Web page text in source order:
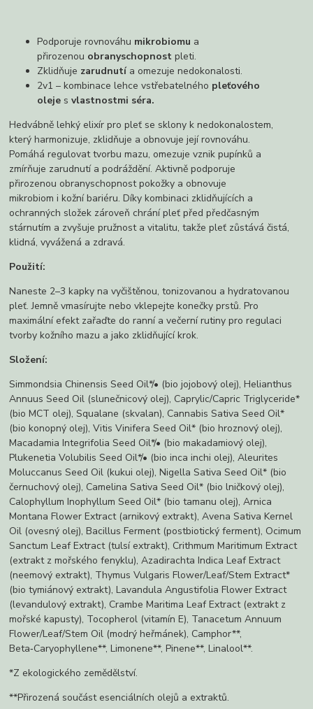
Podporuje rovnováhu mikrobiomu a
přirozenou obranyschopnost pleti.
Zklidňuje zarudnutía omezuje nedokonalosti.
2v1 – kombinace lehce vstřebatelného pleťového
oleje svlastnostmi séra.
Hedvábně lehký elixír pro pleť se sklony k nedokonalostem,
který harmonizuje, zklidňuje a obnovuje její rovnováhu.
Pomáhá regulovat tvorbu mazu, omezuje vznik pupínků a
zmírňuje zarudnutí a podráždění. Aktivně podporuje
přirozenou obranyschopnost pokožky a obnovuje
mikrobiom i kožní bariéru. Díky kombinaci zklidňujících a
ochranných složek zároveň chrání pleť před předčasným
stárnutím a zvyšuje pružnost a vitalitu, takže pleť zůstává čistá,
klidná, vyvážená a zdravá.
Použití:
Naneste 2–3 kapky na vyčištěnou, tonizovanou a hydratovanou
pleť. Jemně vmasírujte nebo vklepejte konečky prstů. Pro
maximální efekt zařaďte do ranní a večerní rutiny pro regulaci
tvorby kožního mazu a jako zklidňující krok.
Složení:
Simmondsia Chinensis Seed Oil*/• (bio jojobový olej), Helianthus
Annuus Seed Oil (slunečnicový olej), Caprylic/Capric Triglyceride*
(bio MCT olej), Squalane (skvalan), Cannabis Sativa Seed Oil*
(bio konopný olej), Vitis Vinifera Seed Oil* (bio hroznový olej),
Macadamia Integrifolia Seed Oil*/• (bio makadamiový olej),
Plukenetia Volubilis Seed Oil*/• (bio inca inchi olej), Aleurites
Moluccanus Seed Oil (kukui olej), Nigella Sativa Seed Oil* (bio
černuchový olej), Camelina Sativa Seed Oil* (bio lničkový olej),
Calophyllum Inophyllum Seed Oil* (bio tamanu olej), Arnica
Montana Flower Extract (arnikový extrakt), Avena Sativa Kernel
Oil (ovesný olej), Bacillus Ferment (postbiotický ferment), Ocimum
Sanctum Leaf Extract (tulsí extrakt), Crithmum Maritimum Extract
(extrakt z mořského fenyklu), Azadirachta Indica Leaf Extract
(neemový extrakt), Thymus Vulgaris Flower/Leaf/Stem Extract*
(bio tymiánový extrakt), Lavandula Angustifolia Flower Extract
(levandulový extrakt), Crambe Maritima Leaf Extract (extrakt z
mořské kapusty), Tocopherol (vitamín E), Tanacetum Annuum
Flower/Leaf/Stem Oil (modrý heřmánek), Camphor**,
Beta‑Caryophyllene**, Limonene**, Pinene**, Linalool**.
*Z ekologického zemědělství.
**Přirozená součást esenciálních olejů a extraktů.